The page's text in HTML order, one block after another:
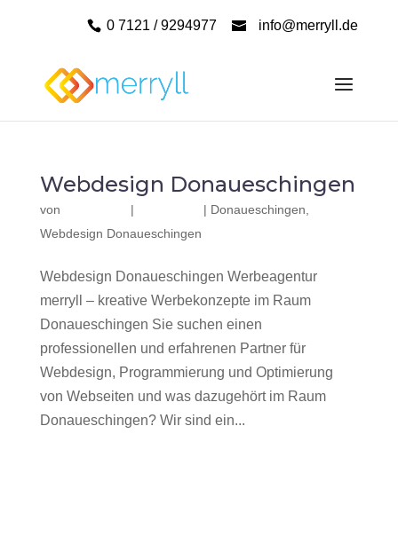
0 7121 / 9294977 info@merryll.de
Webdesign Donaueschingen
von | | Donaueschingen
Webdesign Donaueschingen
Webdesign Donaueschingen Werbeagentur
merryll – kreative Werbekonzepte im Raum
Donaueschingen Sie suchen einen
professionellen und erfahrenen Partner für
Webdesign, Programmierung und Optimierung
von Webseiten und was dazugehört im Raum
Donaueschingen? Wir sind ein...